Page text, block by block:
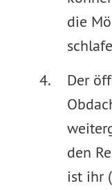
die
Der
den
ist ihr